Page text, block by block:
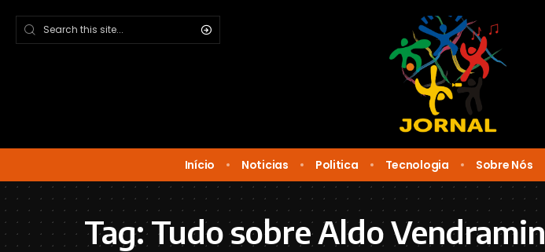
Início Noticias Politica Tecnologia Sobre Nós
Tag:Tudo sobre Aldo Vendramin